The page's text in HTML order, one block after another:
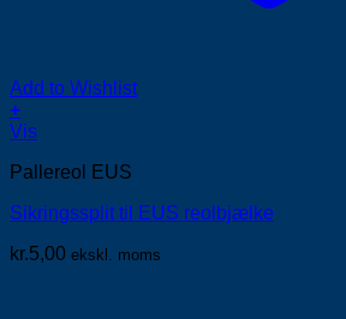
Add to Wishlist
+
Vis
Pallereol EUS
Sikringssplit til EUS reolbjælke
kr.5,00 ekskl. moms